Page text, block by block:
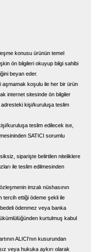
konusu ürünün temel
ön bilgileri okuyup bilgi sahibi
beyan eder.
koşulu ile her bir ürün
internet sitesinde ön bilgiler
kişi/kuruluşa teslim
kuruluşa teslim edilecek ise,
SATICI sorumlu
siparişte belirtilen niteliklere
ile teslim edilmesinden
imzalı nüshasının
tercih ettiği ödeme şekli ile
ödenmez veya banka
kurtulmuş kabul
ALICI'nın kusurundan
veya hukuka aykırı olarak